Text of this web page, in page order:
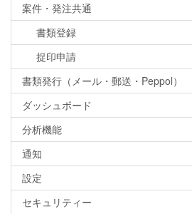
案件・発注共通
書類登録
捉印申請
書類発行（メール・郵送・Peppol）
ダッシュボード
分析機能
通知
設定
セキュリティー